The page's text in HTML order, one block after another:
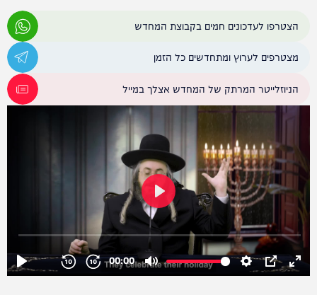
הצטרפו לעדכונים חמים בקבוצת המחדש
מצטרפים לערוץ ומתחדשים כל הזמן
הניוזלייטר המרתק של המחדש אצלך במייל